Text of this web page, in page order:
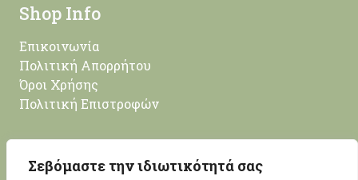
Σεβόμαστε την ιδιωτικότητά σας
Shop Info
Επικοινωνία
Πολιτική Απορρήτου
Όροι Χρήσης
Πολιτική Επιστροφών
Επικοινωνία